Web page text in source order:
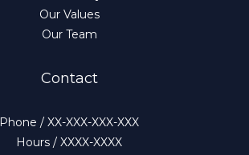
Our Values
Our Team
Contact
Phone / XX-XXX-XXX-XXX
Hours / XXXX-XXXX